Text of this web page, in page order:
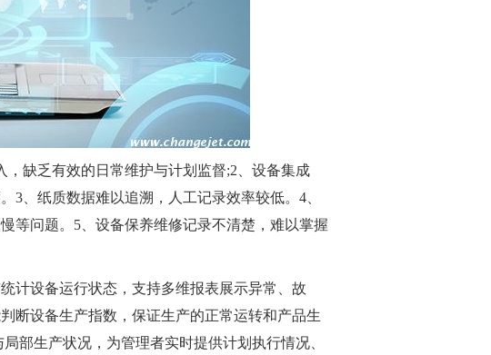
缺乏有效的日常维护与计划监督;2、设备集成
3、纸质数据难以追溯，人工记录效率较低。4、
等问题。5、设备保养维修记录不清楚，难以掌握
计设备运行状态，支持多维报表展示异常、故
断设备生产指数，保证生产的正常运转和产品生
部生产状况，为管理者实时提供计划执行情况、